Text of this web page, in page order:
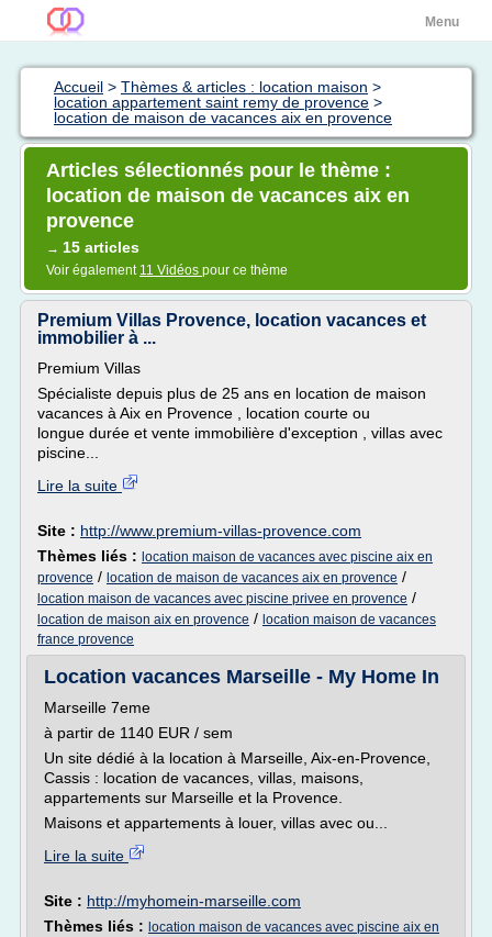
Menu
Accueil > Thèmes & articles : location maison >
location appartement saint remy de provence >
location de maison de vacances aix en provence
Articles sélectionnés pour le thème :
location de maison de vacances aix en
provence
→ 15 articles
Voir également 11 Vidéos pour ce thème
Premium Villas Provence, location vacances et
immobilier à ...
Premium Villas
Spécialiste depuis plus de 25 ans en location de maison
vacances à Aix en Provence , location courte ou
longue durée et vente immobilière d'exception , villas avec
piscine...
Lire la suite
Site : http://www.premium-villas-provence.com
Thèmes liés : location maison de vacances avec piscine aix en
provence / location de maison de vacances aix en provence /
location maison de vacances avec piscine privee en provence /
location de maison aix en provence / location maison de vacances
france provence
Location vacances Marseille - My Home In
Marseille 7eme
à partir de 1140 EUR / sem
Un site dédié à la location à Marseille, Aix-en-Provence,
Cassis : location de vacances, villas, maisons,
appartements sur Marseille et la Provence.
Maisons et appartements à louer, villas avec ou...
Lire la suite
Site : http://myhomein-marseille.com
Thèmes liés : location maison de vacances avec piscine aix en